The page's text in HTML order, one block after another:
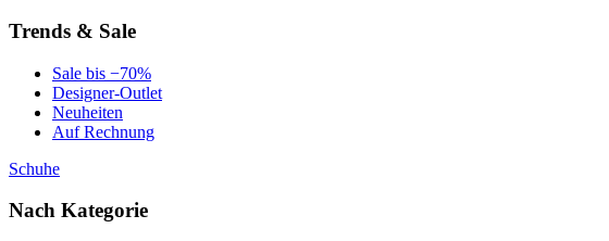
Trends & Sale
Sale bis −70%
Designer-Outlet
Neuheiten
Auf Rechnung
Schuhe
Nach Kategorie